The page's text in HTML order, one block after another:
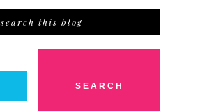
search this blog